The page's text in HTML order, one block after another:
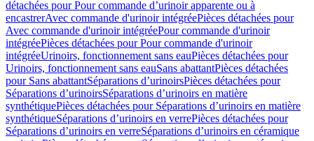
détachées pour Pour commande d’urinoir apparente ou à
encastrerAvec commande d'urinoir intégréePièces détachées pour
Avec commande d'urinoir intégréePour commande d'urinoir
intégréePièces détachées pour Pour commande d'urinoir
intégréeUrinoirs, fonctionnement sans eauPièces détachées pour
Urinoirs, fonctionnement sans eauSans abattantPièces détachées
pour Sans abattantSéparations d’urinoirsPièces détachées pour
Séparations d’urinoirsSéparations d’urinoirs en matière
synthétiquePièces détachées pour Séparations d’urinoirs en matière
synthétiqueSéparations d’urinoirs en verrePièces détachées pour
Séparations d’urinoirs en verreSéparations d’urinoirs en céramique